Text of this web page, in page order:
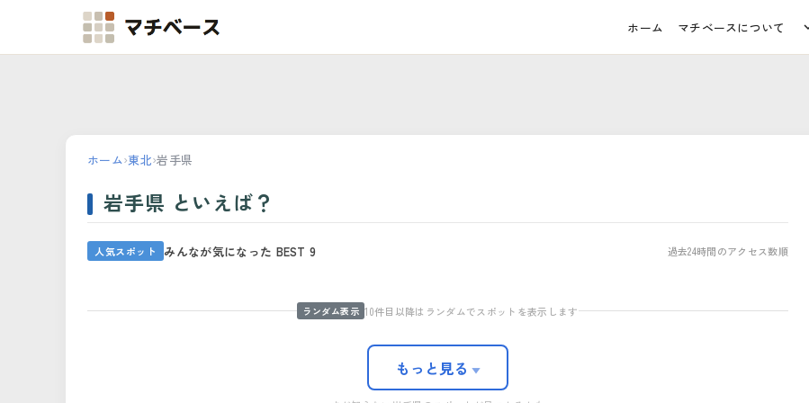
マチベース ホーム マチベースについて
ホーム›東北›岩手県
岩手県 といえば？
人気スポット みんなが気になった BEST 9 過去24時間のアクセス数順
菅原正信商店 あそびレッジ北上店
盛岡手づくり村
橋野鉄鉱山
08
道の駅 青の国ふだい「ふだいアン
ランダム表示 10件目以降はランダムでスポットを表示します
もっと見る ▼